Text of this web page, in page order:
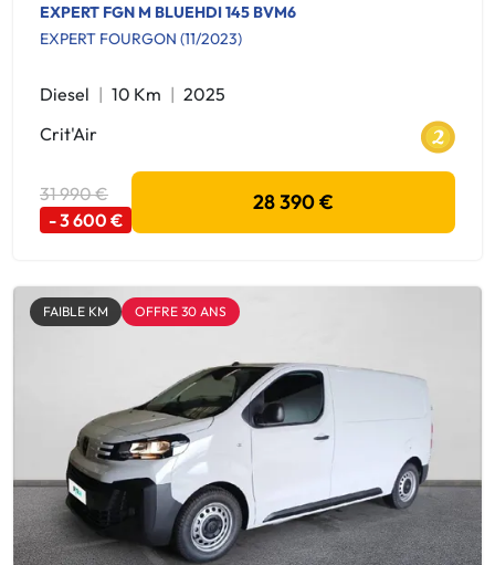
EXPERT FGN M BLUEHDI 145 BVM6
EXPERT FOURGON (11/2023)
Diesel 10 Km
2025
Crit'Air
31 990 €
- 3 600 €
28 390 €
FAIBLE KM OFFRE 30 ANS